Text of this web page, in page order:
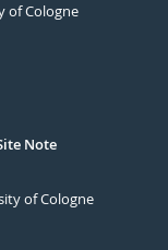
of Cologne
Note
of Cologne